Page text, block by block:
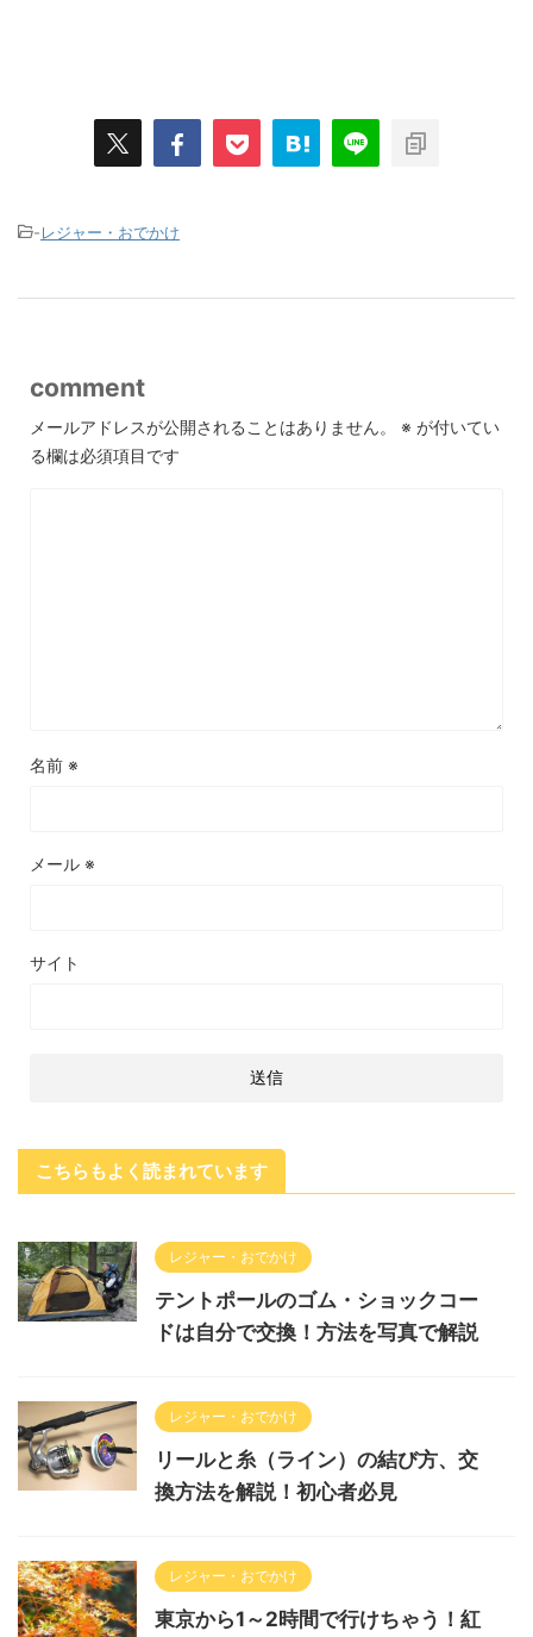
-レジャー・おでかけ
comment
メールアドレスが公開されることはありません。 ※ が付いてい
る欄は必須項目です
名前 ※
メール ※
サイト
こちらもよく読まれています
レジャー・おでかけ
テントポールのゴム・ショックコー
ドは自分で交換！方法を写真で解説
レジャー・おでかけ
リールと糸（ライン）の結び方、交
換方法を解説！初心者必見
レジャー・おでかけ
東京から1～2時間で行けちゃう！紅